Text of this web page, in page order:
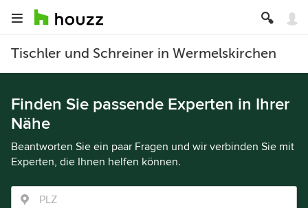
Tischler und Schreiner in Wermelskirchen
Finden Sie passende Experten in Ihrer
Nähe
Beantworten Sie ein paar Fragen und wir verbinden Sie mit
Experten, die Ihnen helfen können.